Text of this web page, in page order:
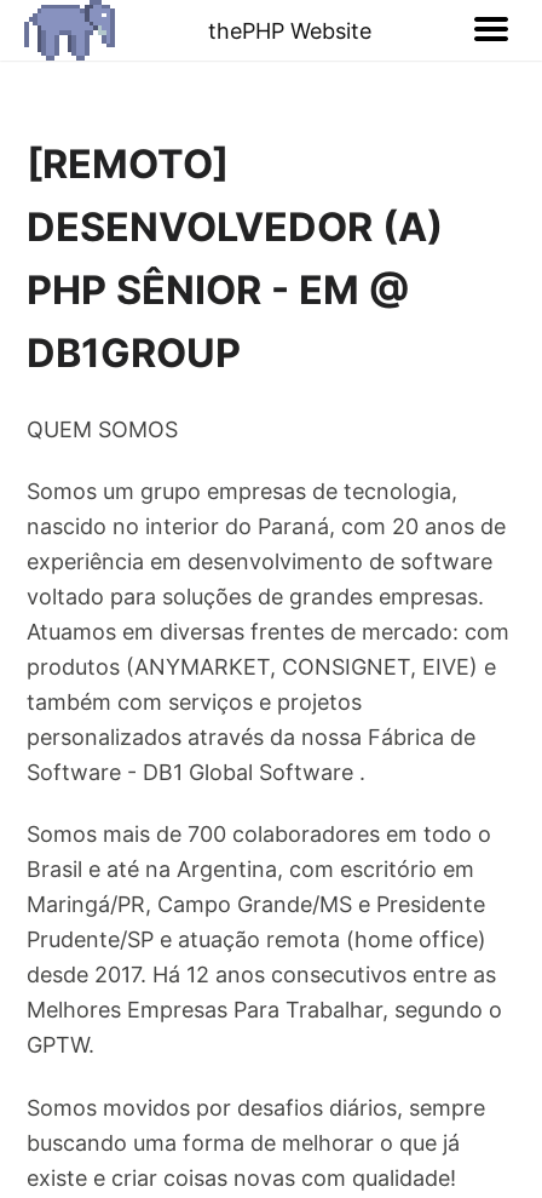
thePHP Website
[REMOTO]
DESENVOLVEDOR (A)
PHP SÊNIOR - EM @
DB1GROUP
QUEM SOMOS
Somos um grupo empresas de tecnologia,
nascido no interior do Paraná, com 20 anos de
experiência em desenvolvimento de software
voltado para soluções de grandes empresas.
Atuamos em diversas frentes de mercado: com
produtos (ANYMARKET, CONSIGNET, EIVE) e
também com serviços e projetos
personalizados através da nossa Fábrica de
Software - DB1 Global Software .
Somos mais de 700 colaboradores em todo o
Brasil e até na Argentina, com escritório em
Maringá/PR, Campo Grande/MS e Presidente
Prudente/SP e atuação remota (home office)
desde 2017. Há 12 anos consecutivos entre as
Melhores Empresas Para Trabalhar, segundo o
GPTW.
Somos movidos por desafios diários, sempre
buscando uma forma de melhorar o que já
existe e criar coisas novas com qualidade!